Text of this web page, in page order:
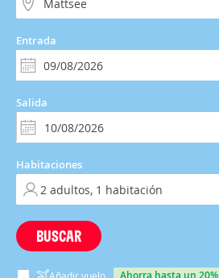
Entrada
Salida
Habitaciones
BUSCAR
ahorra hasta un 20%